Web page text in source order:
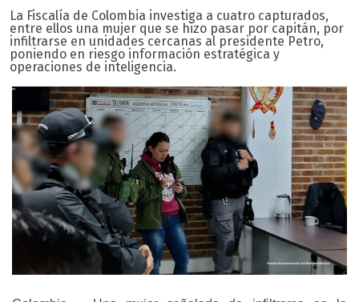
La Fiscalía de Colombia investiga a cuatro capturados,
entre ellos una mujer que se hizo pasar por capitán, por
infiltrarse en unidades cercanas al presidente Petro,
poniendo en riesgo información estratégica y
operaciones de inteligencia.